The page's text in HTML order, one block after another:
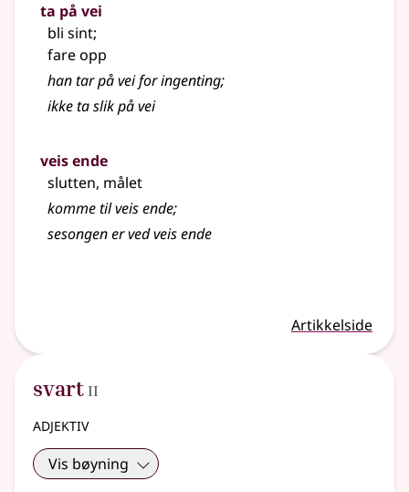
ta på vei
bli sint;
fare opp
han tar på vei for ingenting;
ikke ta slik på vei
veis ende
slutten, målet
komme til veisende;
sesongen er ved veis ende
Artikkelside
svart 2
II
adjektiv
Vis bøyning